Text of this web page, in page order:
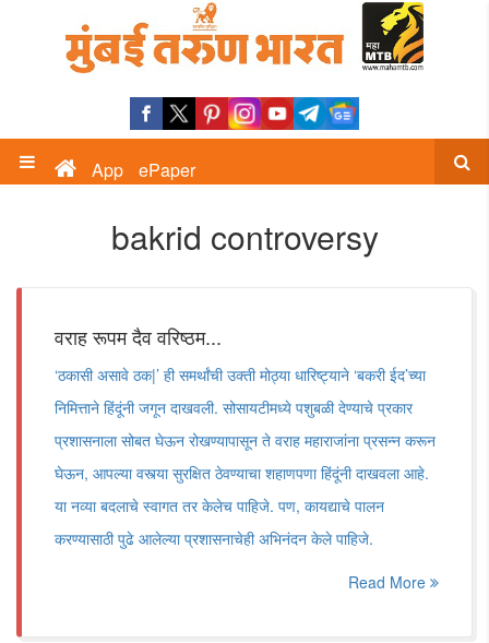
App ePaper
bakrid controversy
वराह रूपम दैव वरिष्ठम...
‘ठकासी असावे ठक|’ ही समर्थांची उक्ती मोठ्या धारिष्ट्याने ‘बकरी ईद’च्या
निमित्ताने हिंदूंनी जगून दाखवली. सोसायटीमध्ये पशुबळी देण्याचे प्रकार
प्रशासनाला सोबत घेऊन रोखण्यापासून ते वराह महाराजांना प्रसन्न करून
घेऊन, आपल्या वस्त्या सुरक्षित ठेवण्याचा शहाणपणा हिंदूंनी दाखवला आहे.
या नव्या बदलाचे स्वागत तर केलेच पाहिजे. पण, कायद्याचे पालन
करण्यासाठी पुढे आलेल्या प्रशासनाचेही अभिनंदन केले पाहिजे.
Read More